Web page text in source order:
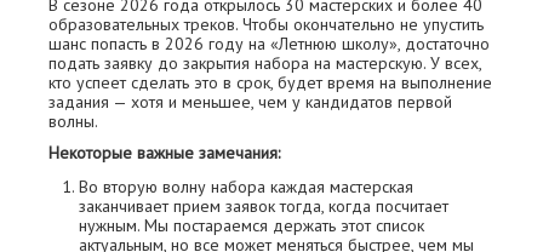
В сезоне 2026 года открылось 30 мастерских и более 40
образовательных треков. Чтобы окончательно не упустить
шанс попасть в 2026 году на «Летнюю школу», достаточно
подать заявку до закрытия набора на мастерскую. У всех,
кто успеет сделать это в срок, будет время на выполнение
задания — хотя и меньшее, чем у кандидатов первой
волны.
Некоторые важные замечания:
Во вторую волну набора каждая мастерская
заканчивает прием заявок тогда, когда посчитает
нужным. Мы постараемся держать этот список
актуальным, но все может меняться быстрее, чем мы